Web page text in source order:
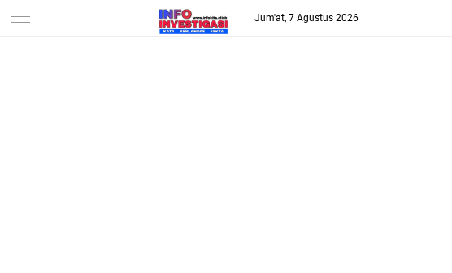
-->
Jum'at, 7 Agustus 2026